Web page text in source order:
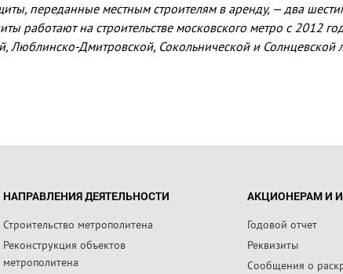
переданные местным строителям в аренду, — два
работают на строительстве московского метро с 2012
Люблинско-Дмитровской, Сокольнической и Солнцевской
НАПРАВЛЕНИЯ ДЕЯТЕЛЬНОСТИ
Строительство метрополитена
Реконструкция объектов
метрополитена
АКЦИОНЕРАМ И
Годовой отчет
Реквизиты
Сообщения о